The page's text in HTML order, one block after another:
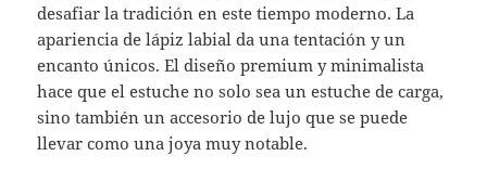
desafiar la tradición en este tiempo moderno. La
apariencia de lápiz labial da una tentación y un
encanto únicos. El diseño premium y minimalista
hace que el estuche no solo sea un estuche de carga,
sino también un accesorio de lujo que se puede
llevar como una joya muy notable.